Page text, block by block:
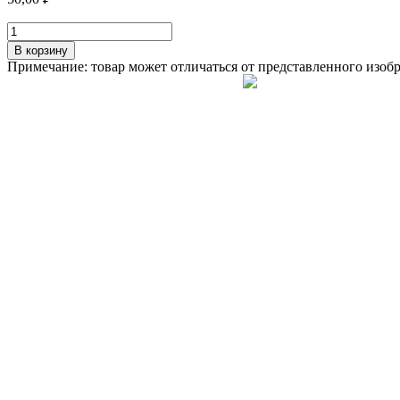
Количество
товара
Сырный
соус
В корзину
Примечание: товар может отличаться от представленного